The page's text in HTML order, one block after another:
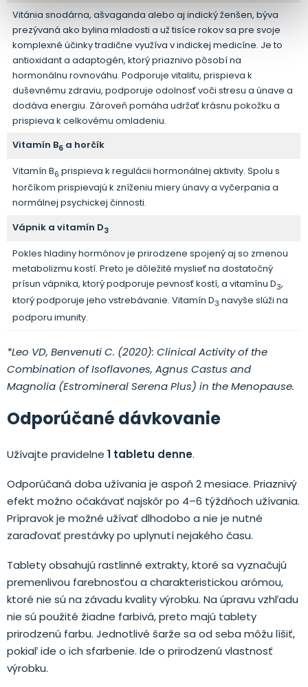
Vitánia snodárna, ašvaganda alebo aj indický ženšen, býva
prezývaná ako bylina mladosti a už tisíce rokov sa pre svoje
komplexné účinky tradične využíva v indickej medicíne. Je to
antioxidant a adaptogén, ktorý priaznivo pôsobí na
hormonálnu rovnováhu. Podporuje vitalitu, prispieva k
duševnému zdraviu, podporuje odolnosť voči stresu a únave a
dodáva energiu. Zároveň pomáha udržať krásnu pokožku a
prispieva k celkovému omladeniu.
Vitamín B6 a horčík
Vitamín B6 prispieva k regulácii hormonálnej aktivity. Spolu s
horčíkom prispievajú k zníženiu miery únavy a vyčerpania a
normálnej psychickej činnosti.
Vápnik a vitamín D3
Pokles hladiny hormónov je prirodzene spojený aj so zmenou
metabolizmu kostí. Preto je dôležité myslieť na dostatočný
prísun vápnika, ktorý podporuje pevnosť kostí, a vitamínu D3,
ktorý podporuje jeho vstrebávanie. Vitamín D3 navyše slúži na
podporu imunity.
*Leo VD, Benvenuti C. (2020): Clinical Activity of the
Combination of Isoflavones, Agnus Castus and
Magnolia (Estromineral Serena Plus) in the Menopause.
Odporúčané dávkovanie
Užívajte pravidelne 1 tabletu denne.
Odporúčaná doba užívania je aspoň 2 mesiace. Priaznivý
efekt možno očakávať najskôr po 4–6 týždňoch užívania.
Prípravok je možné užívať dlhodobo a nie je nutné
zaraďovať prestávky po uplynutí nejakého času.
Tablety obsahujú rastlinné extrakty, ktoré sa vyznačujú
premenlivou farebnosťou a charakteristickou arómou,
ktoré nie sú na závadu kvality výrobku. Na úpravu vzhľadu
nie sú použité žiadne farbivá, preto majú tablety
prirodzenú farbu. Jednotlivé šarže sa od seba môžu líšiť,
pokiaľ ide o ich sfarbenie. Ide o prirodzenú vlastnosť
výrobku.